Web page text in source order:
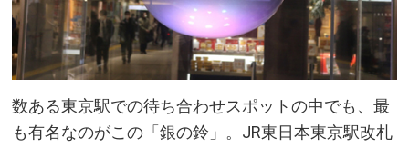
数ある東京駅での待ち合わせスポットの中でも、最
も有名なのがこの「銀の鈴」。JR東日本東京駅改札